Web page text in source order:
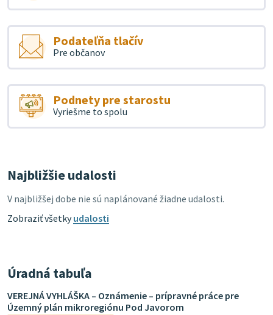
Podateľňa tlačív
Pre občanov
Podnety pre starostu
Vyriešme to spolu
Najbližšie udalosti
V najbližšej dobe nie sú naplánované žiadne udalosti.
Zobraziť všetkyudalosti
Úradná tabuľa
VEREJNÁ VYHLÁŠKA – Oznámenie – prípravné práce pre
Územný plán mikroregiónu Pod Javorom